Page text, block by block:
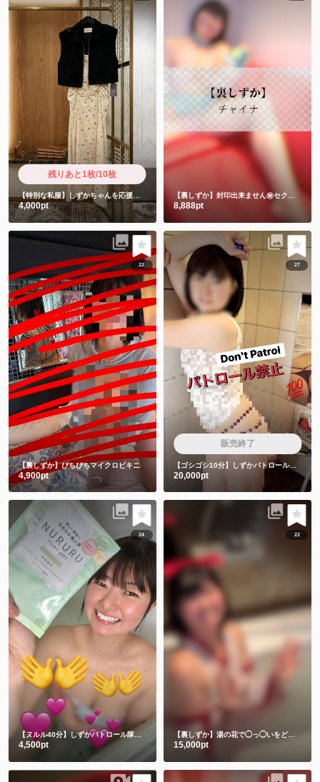
残りあと1枚/10枚
【特別な私服】しずかちゃんを応援したい人限定
4,000pt
【裏しずか】封印出来ません㊙️セクシーチャイナキョンシー
8,888pt
22
【裏しずか】ぴちぴちマイクロビキニ
4,900pt
27
販売終了
【ゴシゴシ10分】しずかパトロール隊は絶対みちゃダメです🙅
20,000pt
24
【ヌルル40分】しずかパトロール隊集合🚨
4,500pt
22
【裏しずか】湯の花で◯っ◯いをどろパック🫣💕
15,000pt